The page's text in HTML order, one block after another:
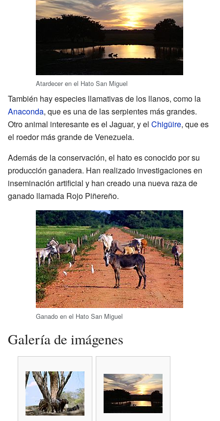
Atardecer en el Hato San Miguel
También hay especies llamativas de los llanos, como la
Anaconda, que es una de las serpientes más grandes.
Otro animal interesante es el Jaguar, y el Chigüire, que es
el roedor más grande de Venezuela.
Además de la conservación, el hato es conocido por su
producción ganadera. Han realizado investigaciones en
inseminación artificial y han creado una nueva raza de
ganado llamada Rojo Piñereño.
Ganado en el Hato San Miguel
Galería de imágenes